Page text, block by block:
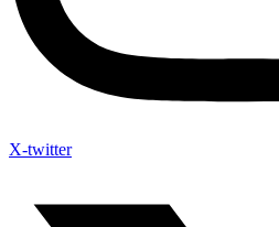
X-twitter